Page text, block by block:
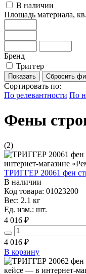
В наличии
Площадь материала,
Бренд
Триггер
Сбросить
Сортировать по:
По релевантности По
Фены
(2)
ТРИГГЕР 20061 фен
В наличии
Код товара: 01023200
Вес: 2.1 кг
Ед. изм.: шт.
4 016 ₽
4 016 ₽
В корзину